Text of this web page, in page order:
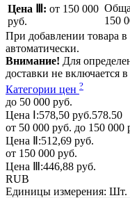
Цена Ⅲ: от 150 000
руб.
150
При добавлении товара
автоматически.
Внимание! Для
доставки не включается в
Категории цен ?
до 50 000 руб.
Цена Ⅰ:578,50 руб.578.50
от 50 000 руб. до 150 000
Цена Ⅱ:512,69 руб.
от 150 000 руб.
Цена Ⅲ:446,88 руб.
RUB
Единицы измерения: Шт.